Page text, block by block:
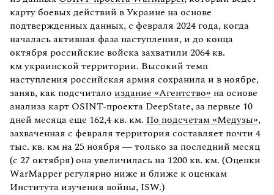
карту боевых действий в Украине на основе
подтвержденных данных, с февраля 2024 года, когда
началась активная фаза наступления, и до конца
октября российские войска захватили 2064 кв.
км украинской территории. Высокий темп
наступления российская армия сохранила и в ноябре,
заняв, как подсчитало издание «Агентство» на основе
анализа карт OSINT-проекта DeepState, за первые 10
дней месяца еще 162,4 кв. км. По подсчетам «Медузы»,
захваченная с февраля территория составляет почти 4
тыс. кв. км на 25 ноября — только за последний месяц
(с 27 октября) она увеличилась на 1200 кв. км. (Оценки
WarMapper регулярно ниже и ближе к оценкам
Института изучения войны, ISW.)